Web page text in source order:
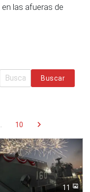
en las afueras de
Buscar
10 chevron_right
11